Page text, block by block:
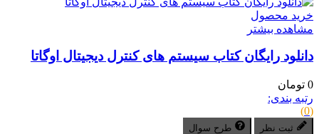
خرید محصول
مشاهده بیشتر
دانلود رایگان کتاب سیستم های کنترل دیجیتال اوگاتا
0 تومان
رتبه بندی:
(0)
ثبت نظر طرح سوال